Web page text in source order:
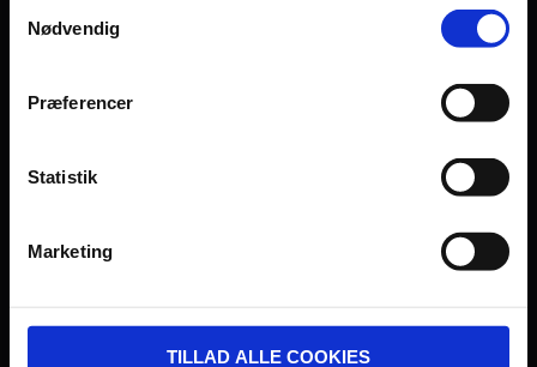
Nødvendig
Præferencer
Statistik
Marketing
TILLAD ALLE COOKIES